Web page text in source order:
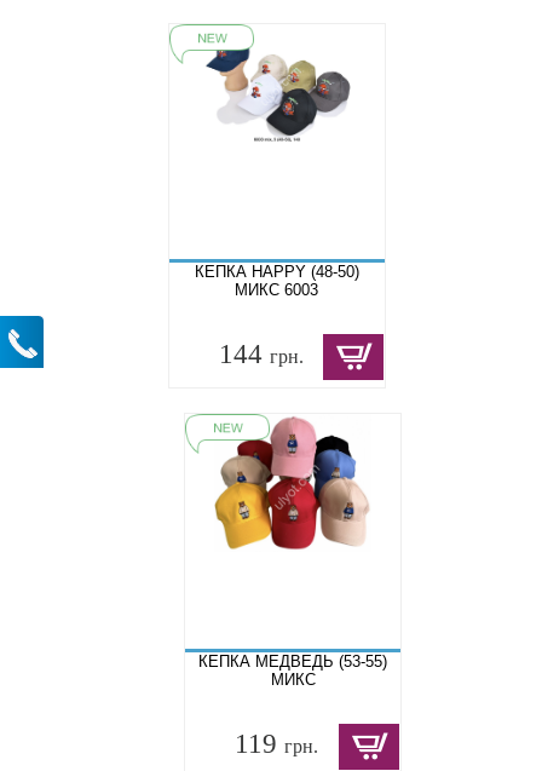
КЕПКА HAPPY (48-50)
МИКС 6003
144 грн.
КЕПКА МЕДВЕДЬ (53-55)
МИКС
119грн.